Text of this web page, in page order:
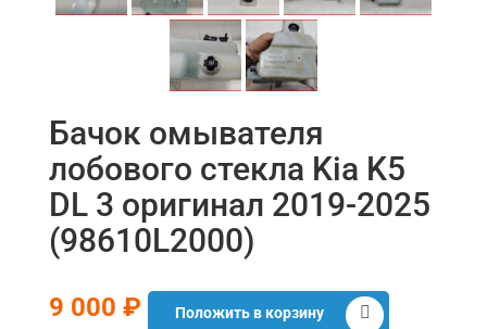
Бачок омывателя
лобового стекла Kia K5
DL 3 оригинал 2019-2025
(98610L2000)
9 000 ₽ Положить в корзину